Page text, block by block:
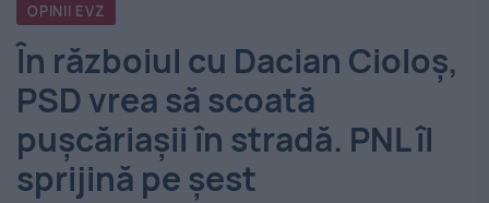
România
Evenimentul
Zilei
OPINII EVZ
În războiul cu Dacian Cioloș,
PSD vrea să scoată
pușcăriașii în stradă. PNL îl
sprijină pe șest